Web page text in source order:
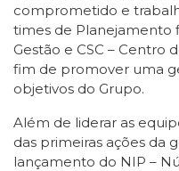
comprometido e
times de Planejamento
Gestão e CSC – Centro
fim de promover uma
objetivos do Grupo.
Além de liderar as
das primeiras ações da
lançamento do NIP –